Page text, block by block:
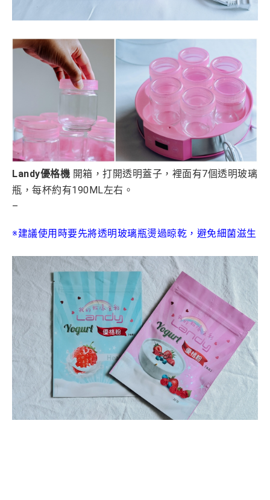
Landy優格機 開箱，打開透明蓋子，裡面有7個透明玻璃
瓶，每杯約有190ML左右。
–
※建議使用時要先將透明玻璃瓶燙過晾乾，避免細菌滋生